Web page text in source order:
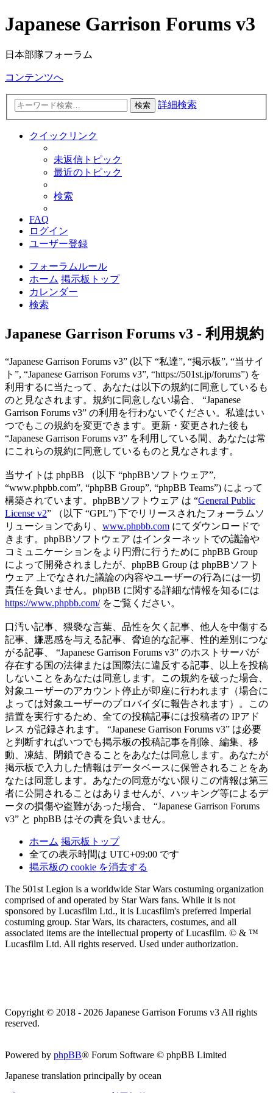
Japanese Garrison Forums v3
日本部隊フォーラム
コンテンツへ
検索 詳細検索
クイックリンク
未返信トピック
最近のトピック
検索
FAQ
ログイン
ユーザー登録
フォーラムルール
ホーム 掲示板トップ
カレンダー
検索
Japanese Garrison Forums v3 - 利用規約
“Japanese Garrison Forums v3” (以下 “私達”, “掲示板”, “当サイ
ト”, “Japanese Garrison Forums v3”, “https://501st.jp/forums”) を
利用するに当たって、あなたは以下の規約に同意しているも
のと見なされます。規約に同意しない場合、 “Japanese
Garrison Forums v3” の利用を行わないでください。私達はい
つでもこの規約を変更できます。更新・変更された後も
“Japanese Garrison Forums v3” を利用している間、あなたは常
にこれらの規約に同意しているものと見なされます。
当サイトは phpBB （以下 “phpBBソフトウェア”,
“www.phpbb.com”, “phpBB Group”, “phpBB Teams”) によって
構築されています。phpBBソフトウェア は “General Public
License v2” （以下 “GPL”) 下でリリースされたフォーラムソ
リューションであり、 www.phpbb.com にてダウンロードで
きます。phpBBソフトウェア はインターネットでの議論や
コミュニケーションをより円滑に行うために phpBB Group
によって開発されましたが、phpBB Group は phpBBソフト
ウェア 上でなされた議論の内容やユーザーの行為には一切
責任を負いません。phpBB に関する詳細な情報を知るには
https://www.phpbb.com/をご覧ください。
口汚い記事、猥褻な言葉、品性を欠く記事、他人を中傷する
記事、嫌悪感を与える記事、脅迫的な記事、性的差別につな
がる記事、 “Japanese Garrison Forums v3” のホストサーバが
存在する国の法律または国際法に違反する記事、以上を投稿
しないことをあなたは同意します。この規約を破った場合、
対象ユーザーのアカウント停止が即座に行われます（場合に
よっては対象ユーザーのプロバイダに報告されます）。この
措置を実行するため、全ての投稿記事には投稿者の IPアド
レス が記録されます。 “Japanese Garrison Forums v3” は必要
と判断すればいつでも掲示板の投稿記事を削除、編集、移
動、凍結、閉鎖できることをあなたは同意します。あなたが
掲示板で入力した情報はデータベースに保管されることをあ
なたは同意します。あなたの同意がない限りこの情報は第三
者に公開されることはありませんが、ハッキング等によるデ
ータの損傷や盗難があった場合、 “Japanese Garrison Forums
v3” と phpBB はその責を負いません。
ホーム 掲示板トップ
全ての表示時間は UTC+09:00 です
掲示板の cookie を消去する
The 501st Legion is a worldwide Star Wars costuming organization
comprised of and operated by Star Wars fans. While it is not
sponsored by Lucasfilm Ltd., it is Lucasfilm's preferred Imperial
costuming group. Star Wars, its characters, costumes, and all
associated items are the intellectual property of Lucasfilm. © & ™
Lucasfilm Ltd. All rights reserved. Used under authorization.
Copyright © 2018 - 2026 Japanese Garrison Forums v3 All rights
reserved.
Powered by phpBB® Forum Software © phpBB Limited
Japanese translation principally by ocean